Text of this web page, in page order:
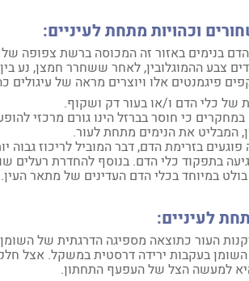
וכהויות מתחת לעיניים:
בנימים באזור זה המכוסה ברשת צפופה של
צבע ההמוגלובין, לאחר ששחרר חמצן, נע
פיגמנטים אלו ויוצרים מראה של עיגולים
כלי הדם ו/או בעור דק ושקוף.
כי חוסר בברזל הינו גורם מרכזי
המבליט את הנימים מתחת לעור.
בזרימת הדם, דבר המוביל לריכוז גבוה
בתפקוד כלי הדם. בנוסף להחדרת רעלים
במיוחד בכלי הדם העדינים של מתאר העין.
לעיניים:
העור כתוצאה מספיגה הדרגתית של
בעקבות ירידה דרסטית במשקל. אצל
למעשה הצל של העפעף התחתון.